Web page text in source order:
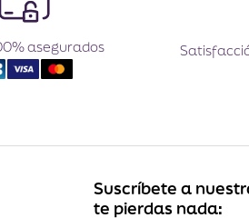
asegurados
Suscríbete a
te pierdas nada: